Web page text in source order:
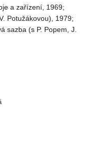
a zařízení, 1969;
Potužákovou), 1979;
sazba (s P. Popem, J.